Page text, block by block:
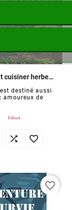
Cueillir et cuisiner herbes et condiments sauvages
destiné aussi
amoureux de
 
favorite_border